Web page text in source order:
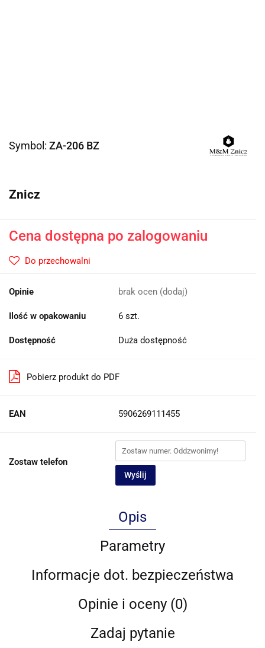
Symbol: ZA-206 BZ
Znicz
Cena dostępna po zalogowaniu
Do przechowalni
Opinie brak ocen (dodaj)
Ilość w opakowaniu 6 szt.
Dostępność Duża dostępność
Pobierz produkt do PDF
EAN 5906269111455
Zostaw telefon
Wyślij
Opis
Parametry
Informacje dot. bezpieczeństwa
Opinie i oceny (0)
Zadaj pytanie